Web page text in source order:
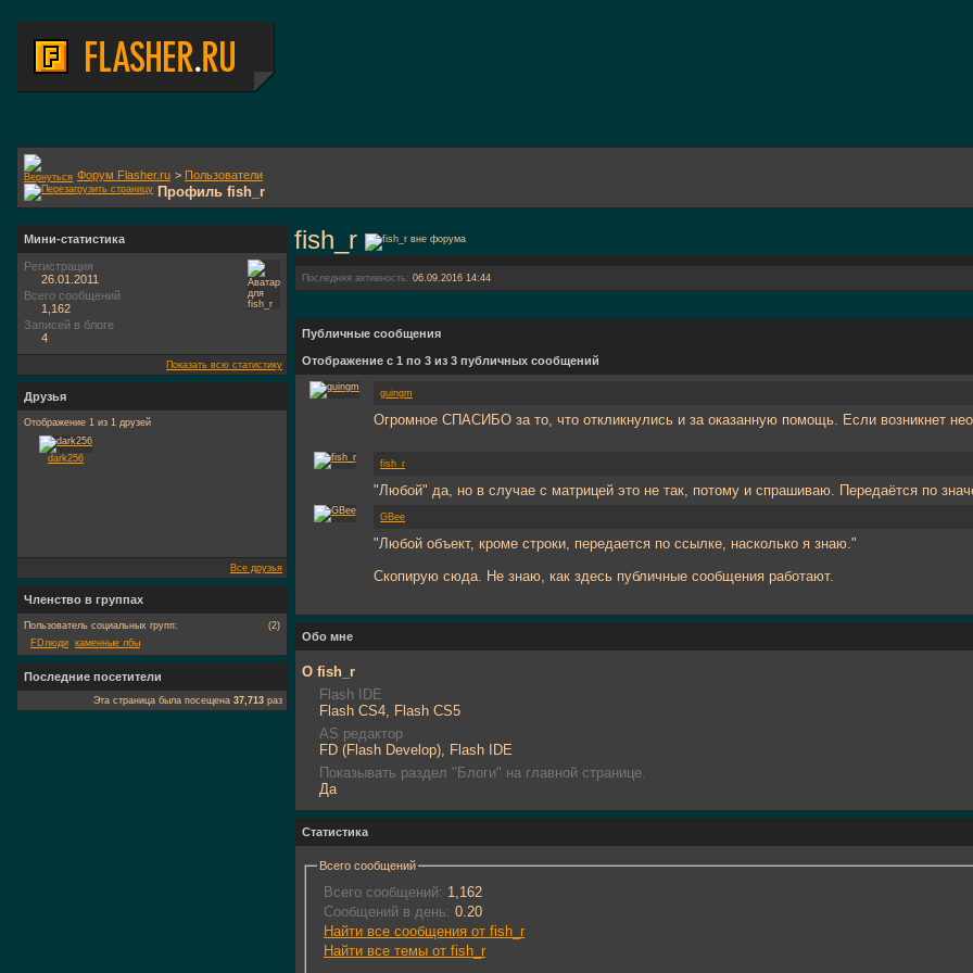
Форум Flasher.ru > Пользователи
Профиль fish_r
fish_r
Последняя активность: 06.09.2016 14:44
Публичные сообщения
Отображение с 1 по 3 из 3 публичных сообщений
guingm
Огромное СПАСИБО за то, что откликнулись и за оказанную помощь. Если возникнет
fish_r
"Любой" да, но в случае с матрицей это не так, потому и спрашиваю. Передаётся по
GBee
"Любой объект, кроме строки, передается по ссылке, насколько я знаю."
Скопирую сюда. Не знаю, как здесь публичные сообщения работают.
Обо мне
О fish_r
Flash IDE
Flash CS4, Flash CS5
AS редактор
FD (Flash Develop), Flash IDE
Показывать раздел "Блоги" на главной странице.
Да
Статистика
Всего сообщений
Всего сообщений: 1,162
Сообщений в день: 0.20
Найти все сообщения от fish_r
Найти все темы от fish_r
Мини-статистика
Регистрация
26.01.2011
Всего сообщений
1,162
Записей в блоге
4
Показать всю статистику
Друзья
Отображение 1 из 1 друзей
dark256
Все друзья
Членство в группах
(2)
Пользователь социальных групп:
FDлюди каменные лбы
Последние посетители
Эта страница была посещена 37,713 раз